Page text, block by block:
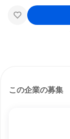
この企業の募集